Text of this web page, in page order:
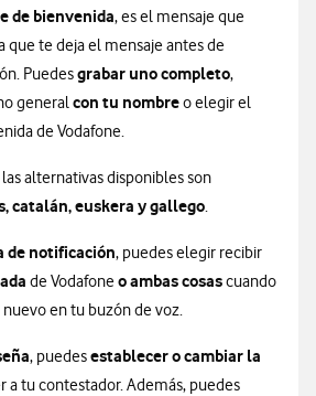
de bienvenida, es el mensaje que
que te deja el mensaje antes de
Puedesgrabar uno completo,
generalcon tu nombreo elegir el
de Vodafone.
las alternativas disponibles son
catalán, euskera y gallego.
de notificación, puedes elegir recibir
de Vodafoneo ambas cosascuando
en tu buzón de voz.
, puedesestablecer o cambiar la
a tu contestador. Además, puedes